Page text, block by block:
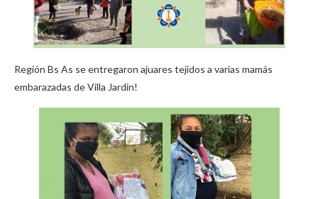
Región Bs As se entregaron ajuares tejidos a varias mamás
embarazadas de Villa Jardin!